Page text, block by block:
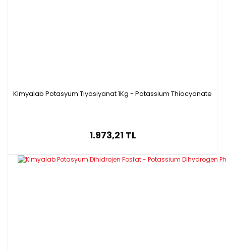
Kimyalab Potasyum Tiyosiyanat 1Kg - Potassium Thiocyanate
1.973,21 TL